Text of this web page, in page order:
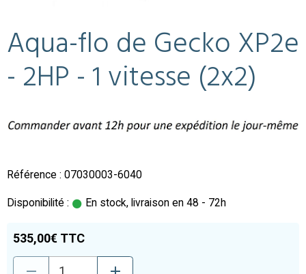
Aqua-flo de Gecko XP2e
- 2HP - 1 vitesse (2x2)
Référence : 07030003-6040
Disponibilité : En stock, livraison en 48 - 72h
535,00€ TTC